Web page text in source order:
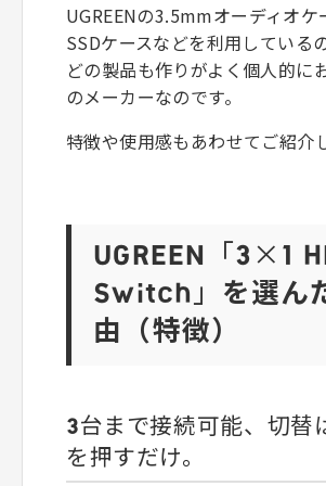
UGREENの3.5mmオーディオケ
SSDケースなどを利用している
どの製品も作りがよく個人的に
のメーカーなのです。
特徴や使用感もあわせてご紹介
UGREEN「3×1
Switch」 を選ん
由（特徴）
3台まで接続可能、切替
を押すだけ。